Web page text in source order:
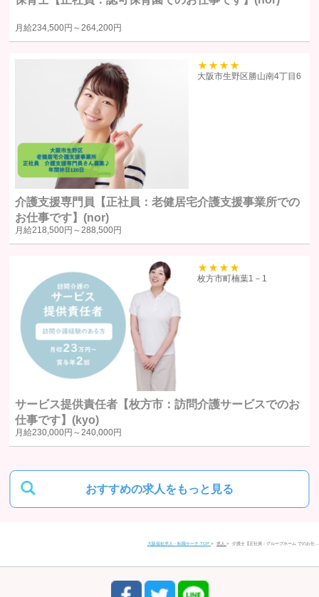
信。ただし、以下の場合は、関係法令に反しない範囲で、ユーザー
の同意なく個人情報を提供することがあります。
人の生命、身体又は財産の保護のために必要がある場合であって、
本人の同意を得るのが困難であるとき
公衆衛生の向上または児童の健全な育成の推進のために特に必要が
ある場合であって、ユーザー本人の承諾を得ることが困難である場
国の機関若しくは地方公共団体またはその委託を受けた者が法令の
定める事務を遂行することに対して協力する必要がある場合で、ユ
ーザー本人の同意を得ることによりその事務の遂行に支障を及ぼす
おそれがある場合
裁判所、検察庁、警察またはこれらに準じた権限を有する機関か
ら、個人情報についての開示を求められた場合
ユーザー本人から明示的に第三者への開示または提供を求められた
統計処理されたデータの利用
当社は、提供を受けた個人情報をもとに、個人を特定できないよう加工
した統計データを作成することがあります。個人を特定できない統計デ
ータについては、当社は何ら制限なく利用することができるものとしま
ご質問及びご苦情の窓口
下記の窓口にご連絡ください。
住所
大阪府松原市上田1丁目4-2 富士ビル松原1 201号室
電話番号
0120-958-520
9:30〜17:30（平日）
おすすめの求人をもっと見る
月給234,500円～264,200円
介護支援専門員【正社員：老健居宅介護支援事業所での
お仕事です】(nor)
月給218,500円～288,500円
39
大阪市生野区勝山南4丁目6
サービス提供責任者【枚方市：訪問介護サービスでのお
仕事です】(kyo)
月給230,000円～240,000円
39
枚方市町楠葉1－1
大阪福祉求人・転職サーチ TOP 求人 介護士【正社員：グループホーム でのお仕…